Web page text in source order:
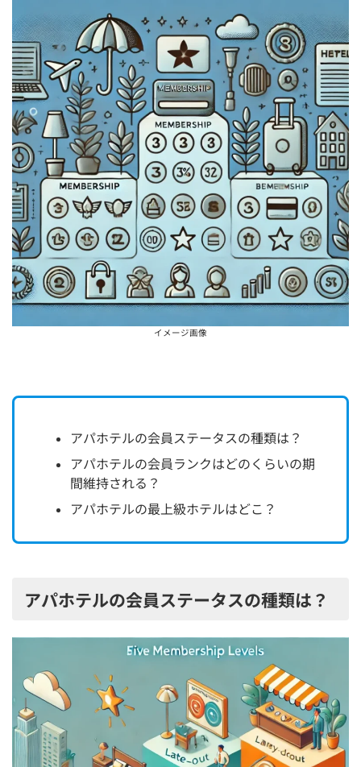
イメージ画像
アパホテルの会員ステータスの種類は？
アパホテルの会員ランクはどのくらいの期
間維持される？
アパホテルの最上級ホテルはどこ？
アパホテルの会員ステータスの種類は？